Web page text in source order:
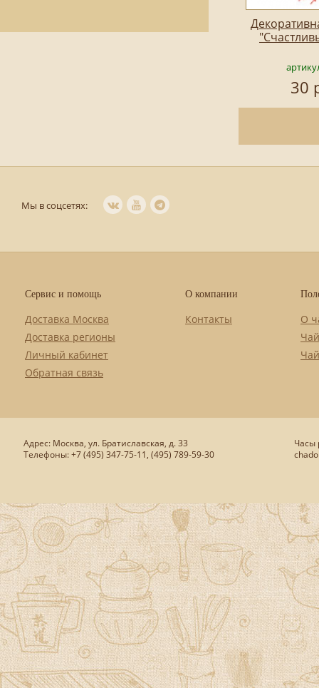
30
Мы в соцсетях:
Сервис и помощь
Доставка Москва
Доставка регионы
Личный кабинет
Обратная связь
О компании
Контакты
О
Адрес: Москва, ул. Братиславская, д. 33
Телефоны: +7 (495) 347-75-11, (495) 789-59-30
Часы